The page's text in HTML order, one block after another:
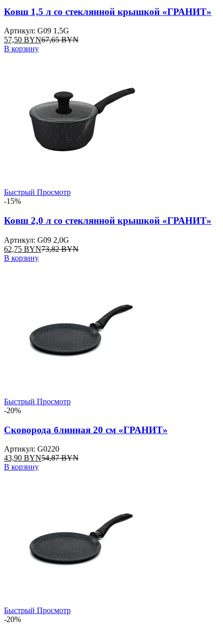
Ковш 1,5 л со стеклянной крышкой «ГРАНИТ»
Артикул: G09 1,5G
57,50 BYN67,65BYN
В корзину
Быстрый Просмотр
-15%
Ковш 2,0 л со стеклянной крышкой «ГРАНИТ»
Артикул: G09 2,0G
62,75 BYN73,82BYN
В корзину
Быстрый Просмотр
-20%
Сковорода блинная 20 см «ГРАНИТ»
Артикул: G0220
43,90 BYN54,87BYN
В корзину
Быстрый Просмотр
-20%